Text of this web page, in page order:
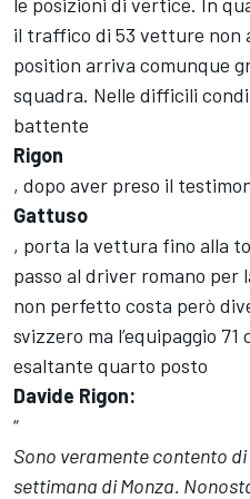
il traffico di 53 vetture non
position arriva comunque
squadra. Nelle difficili
battente
Rigon
, dopo aver preso il
Gattuso
, porta la vettura fino alla
passo al driver romano
non perfetto costa però
svizzero ma l’equipaggio
esaltante quarto posto
Davide Rigon:
“
Sono veramente contento
settimana di Monza.